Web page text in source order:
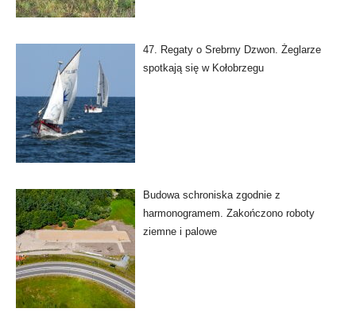
47. Regaty o Srebrny Dzwon. Żeglarze
spotkają się w Kołobrzegu
Budowa schroniska zgodnie z
harmonogramem. Zakończono roboty
ziemne i palowe